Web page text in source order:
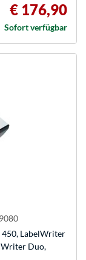
€ 176,90
Sofort verfügbar
LabelWriter
Duo,